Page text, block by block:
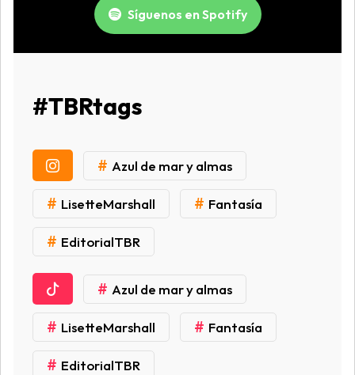
Síguenos en Spotify
#TBRtags
# Azul de mar y almas
# LisetteMarshall # Fantasía
# EditorialTBR
# Azul de mar y almas
# LisetteMarshall # Fantasía
# EditorialTBR